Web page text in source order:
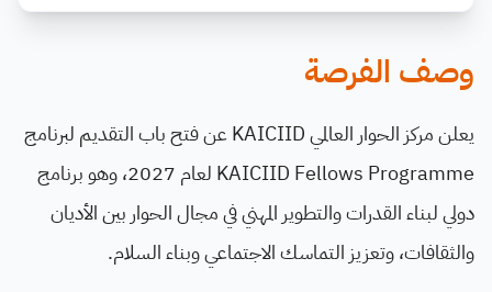
وصف الفرصة
يعلن مركز الحوار العالمي KAICIID عن فتح باب التقديم لبرنامج
KAICIID Fellows Programme لعام 2027، وهو برنامج
دولي لبناء القدرات والتطوير المهني في مجال الحوار بين الأديان
والثقافات، وتعزيز التماسك الاجتماعي وبناء السلام.